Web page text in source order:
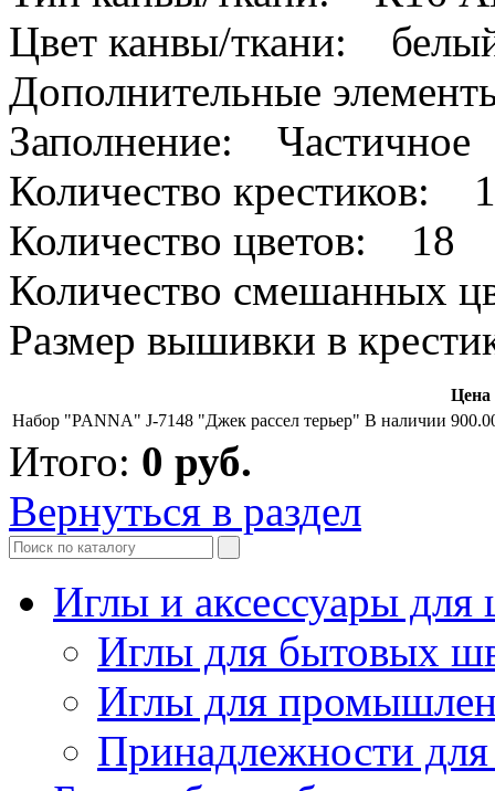
Цвет канвы/ткани:
Дополнительные
Заполнение: Частичное
Количество крестиков:
Количество цветов: 18
Количество смешанных
Размер вышивки в
Цена
Набор "PANNA" J-7148 "Джек рассел терьер" В наличии
Итого: 0 руб.
Вернуться в раздел
Иглы и аксессуары
Иглы для бытовых
Иглы для
Принадлежности